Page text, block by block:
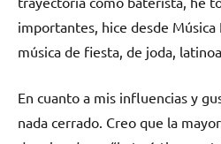
importantes, hice desde Música
música de fiesta, de joda,
En cuanto a mis influencias y
nada cerrado. Creo que la